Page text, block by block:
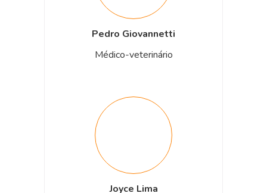
Pedro Giovannetti
Médico-veterinário
Joyce Lima